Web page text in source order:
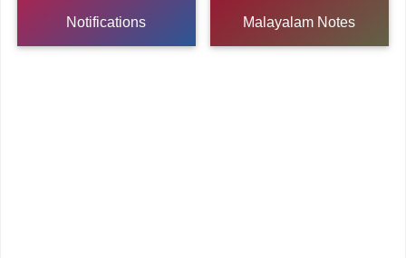
Notifications Malayalam Notes